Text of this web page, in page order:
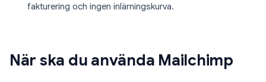
fakturering och ingen inlärningskurva.
När ska du använda Mailchimp